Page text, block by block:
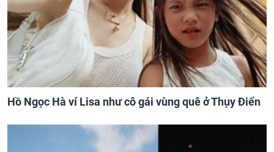
Hồ Ngọc Hà ví Lisa như cô gái vùng quê ở Thụy Điển